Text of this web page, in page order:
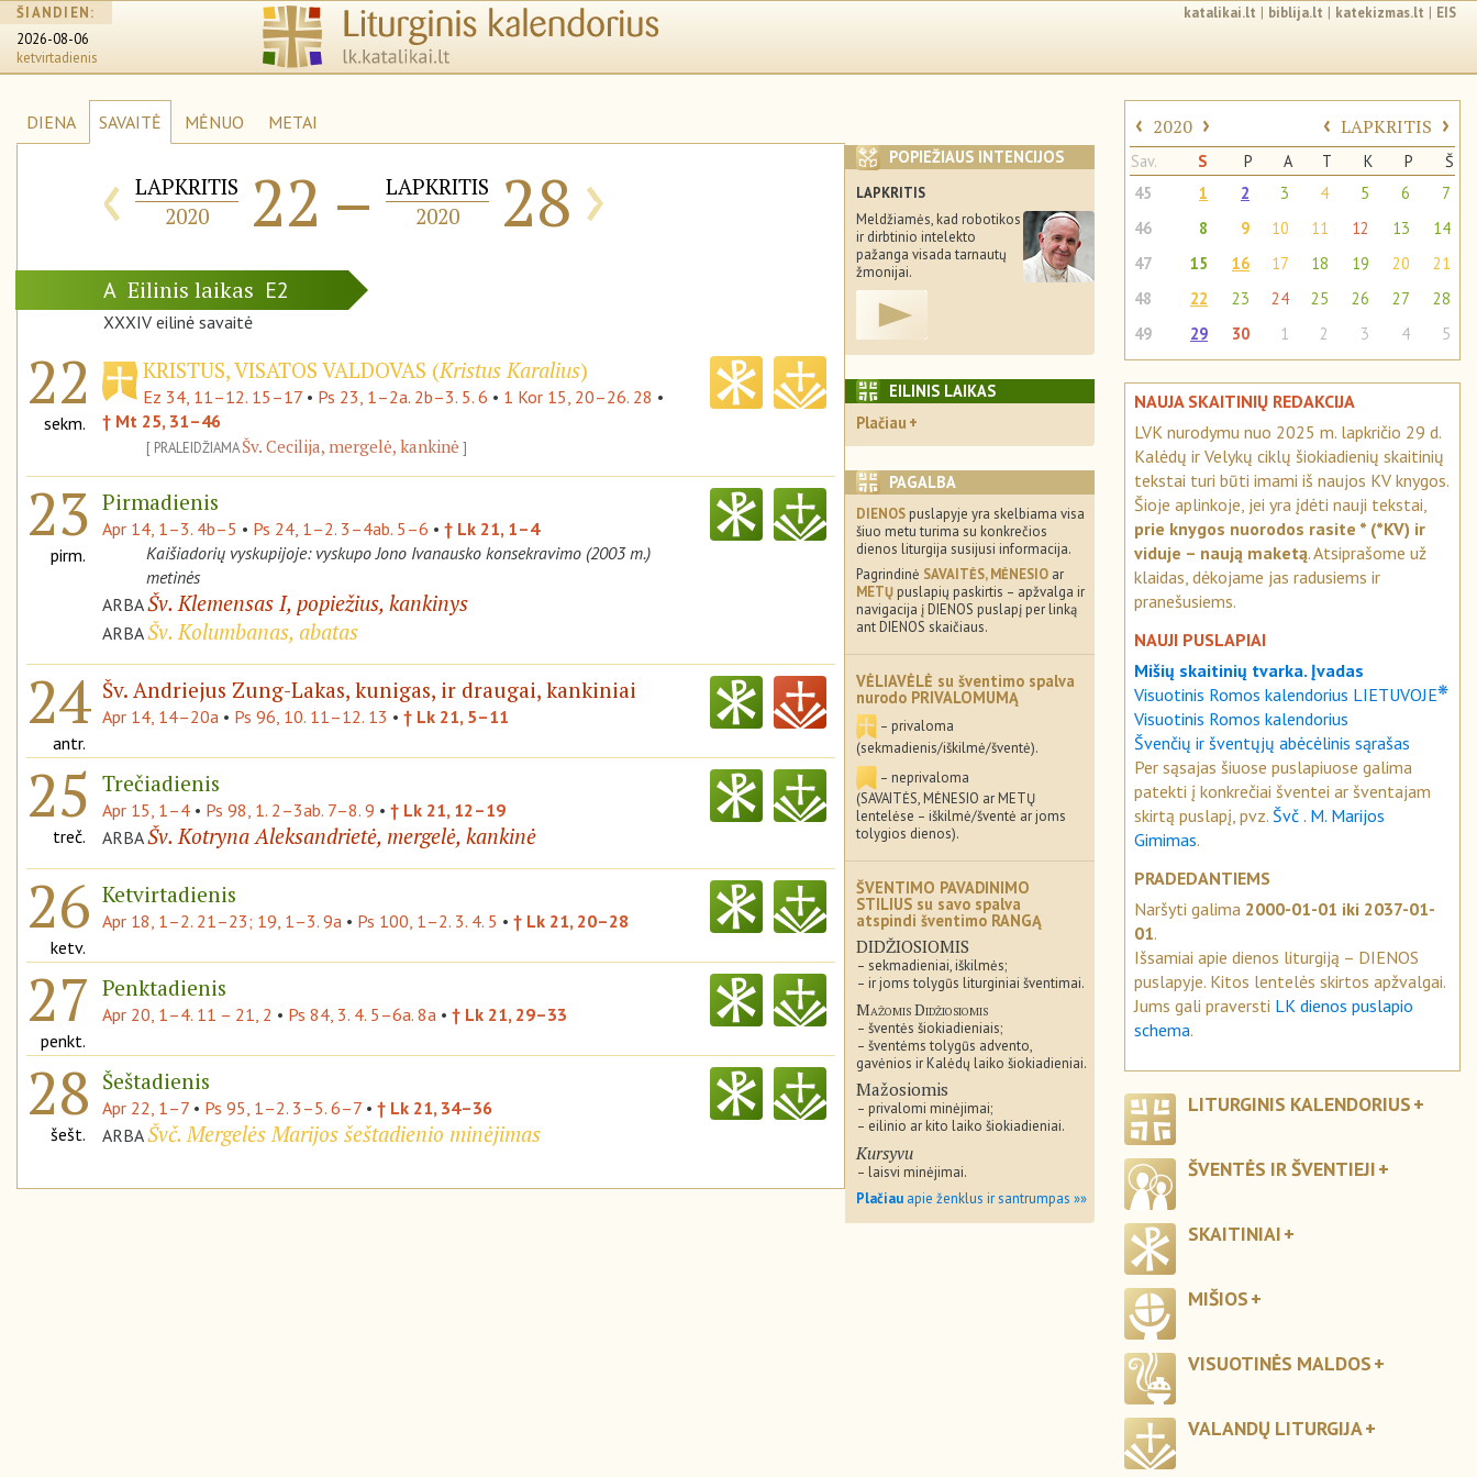
ŠIANDIEN:
2026-08-06
ketvirtadienis
katalikai.lt | biblija.lt | katekizmas.lt | EIS
DIENA SAVAITĖ MĖNUO METAI
‹ LAPKRITIS
2020
22 – LAPKRITIS
2020
28 ›
A Eilinis laikas E2
XXXIV eilinė savaitė
22
sekm.
KRISTUS, VISATOS VALDOVAS (Kristus Karalius)
Ez 34, 11–12. 15–17 • Ps 23, 1–2a. 2b–3. 5. 6 • 1 Kor 15, 20–26. 28 •
† Mt 25, 31–46
PRALEIDŽIAMAŠv. Cecilija, mergelė, kankinė
23
pirm.
Pirmadienis
Apr 14, 1–3. 4b–5 • Ps 24, 1–2. 3–4ab. 5–6 • † Lk 21, 1–4
Kaišiadorių vyskupijoje: vyskupo Jono Ivanausko konsekravimo (2003 m.)
metinės
ARBAŠv. Klemensas I, popiežius, kankinys
ARBAŠv. Kolumbanas, abatas
24
antr.
Šv. Andriejus Zung-Lakas, kunigas, ir draugai, kankiniai
Apr 14, 14–20a • Ps 96, 10. 11–12. 13 • † Lk 21, 5–11
25
treč.
Trečiadienis
Apr 15, 1–4 • Ps 98, 1. 2–3ab. 7–8. 9 • † Lk 21, 12–19
ARBAŠv. Kotryna Aleksandrietė, mergelė, kankinė
26
ketv.
Ketvirtadienis
Apr 18, 1–2. 21–23; 19, 1–3. 9a • Ps 100, 1–2. 3. 4. 5 • † Lk 21, 20–28
27
penkt.
Penktadienis
Apr 20, 1–4. 11 – 21, 2 • Ps 84, 3. 4. 5–6a. 8a • † Lk 21, 29–33
28
šešt.
Šeštadienis
Apr 22, 1–7 • Ps 95, 1–2. 3–5. 6–7 • † Lk 21, 34–36
ARBAŠvč. Mergelės Marijos šeštadienio minėjimas
POPIEŽIAUS INTENCIJOS
LAPKRITIS
Meldžiamės, kad robotikos
ir dirbtinio intelekto
pažanga visada tarnautų
žmonijai.
EILINIS LAIKAS
Plačiau
PAGALBA
DIENOS puslapyje yra skelbiama visa
šiuo metu turima su konkrečios
dienos liturgija susijusi informacija.
Pagrindinė SAVAITĖS, MĖNESIO ar
METŲ puslapių paskirtis – apžvalga ir
navigacija į DIENOS puslapį per linką
ant DIENOS skaičiaus.
VĖLIAVĖLĖ su šventimo spalva
nurodo PRIVALOMUMĄ
– privaloma
(sekmadienis/iškilmė/šventė).
– neprivaloma
(SAVAITĖS, MĖNESIO ar METŲ
lentelėse – iškilmė/šventė ar joms
tolygios dienos).
ŠVENTIMO PAVADINIMO
STILIUS su savo spalva
atspindi šventimo RANGĄ
DIDŽIOSIOMIS
– sekmadieniai, iškilmės;
– ir joms tolygūs liturginiai šventimai.
Mažomis Didžiosiomis
– šventės šiokiadieniais;
– šventėms tolygūs advento,
gavėnios ir Kalėdų laiko šiokiadieniai.
Mažosiomis
– privalomi minėjimai;
– eilinio ar kito laiko šiokiadieniai.
Kursyvu
– laisvi minėjimai.
Plačiau apie ženklus ir santrumpas »»
‹ 2020 › ‹ LAPKRITIS ›
Sav. S P A T K P
Š
45
1 2 3 4 5 6
7
46
8 9 10 11 12 13
14
47
15 16 17 18 19 20
21
48
22 23 24 25 26 27
28
49
29 30 1 2 3 4 5
NAUJA SKAITINIŲ REDAKCIJA
LVK nurodymu nuo 2025 m. lapkričio 29 d.
Kalėdų ir Velykų ciklų šiokiadienių skaitinių
tekstai turi būti imami iš naujos KV knygos.
Šioje aplinkoje, jei yra įdėti nauji tekstai,
prie knygos nuorodos rasite * (*KV) ir
viduje – naują maketą. Atsiprašome už
klaidas, dėkojame jas radusiems ir
pranešusiems.
NAUJI PUSLAPIAI
Mišių skaitinių tvarka. Įvadas
Visuotinis Romos kalendorius LIETUVOJE❋
Visuotinis Romos kalendorius
Švenčių ir šventųjų abėcėlinis sąrašas
Per sąsajas šiuose puslapiuose galima
patekti į konkrečiai šventei ar šventajam
skirtą puslapį, pvz. Švč . M. Marijos
Gimimas.
PRADEDANTIEMS
Naršyti galima 2000-01-01 iki 2037-01-
01.
Išsamiai apie dienos liturgiją – DIENOS
puslapyje. Kitos lentelės skirtos apžvalgai.
Jums gali praversti LK dienos puslapio
schema.
LITURGINIS KALENDORIUS
ŠVENTĖS IR ŠVENTIEJI
SKAITINIAI
MIŠIOS
VISUOTINĖS MALDOS
VALANDŲ LITURGIJA